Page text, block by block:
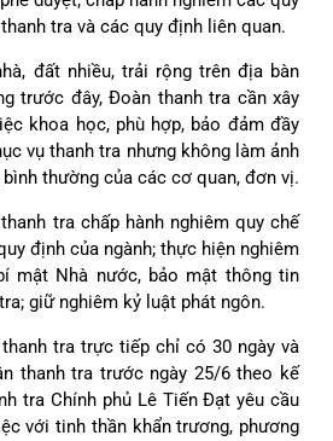
tra và các quy định liên quan.
đất nhiều, trải rộng trên địa bàn
trước đây, Đoàn thanh tra cần xây
khoa học, phù hợp, bảo đảm đầy
vụ thanh tra nhưng không làm ảnh
thường của các cơ quan, đơn vị.
tra chấp hành nghiêm quy chế
định của ngành; thực hiện nghiêm
mật Nhà nước, bảo mật thông tin
giữ nghiêm kỷ luật phát ngôn.
tra trực tiếp chỉ có 30 ngày và
thanh tra trước ngày 25/6 theo kế
tra Chính phủ Lê Tiến Đạt yêu cầu
với tinh thần khẩn trương, phương